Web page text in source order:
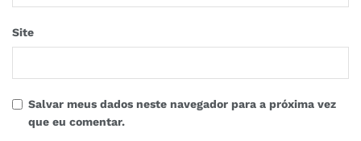
Site
Salvar meus dados neste navegador para a próxima vez
que eu comentar.